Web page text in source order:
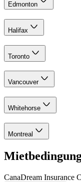
Edmonton
Halifax
Toronto
Vancouver
Whitehorse
Montreal
CanaDream Insurance